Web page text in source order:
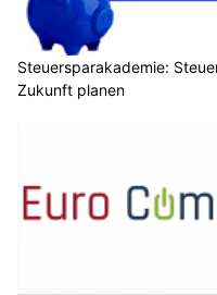
Steuersparakademie:
Zukunft planen